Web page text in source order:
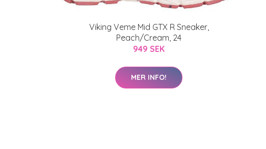
Viking Veme Mid GTX R Sneaker,
Peach/Cream, 24
949 SEK
MER INFO!